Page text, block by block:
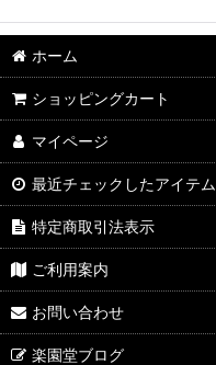
ホーム
ショッピングカート
マイページ
最近チェックしたアイテム
特定商取引法表示
ご利用案内
お問い合わせ
楽園堂ブログ